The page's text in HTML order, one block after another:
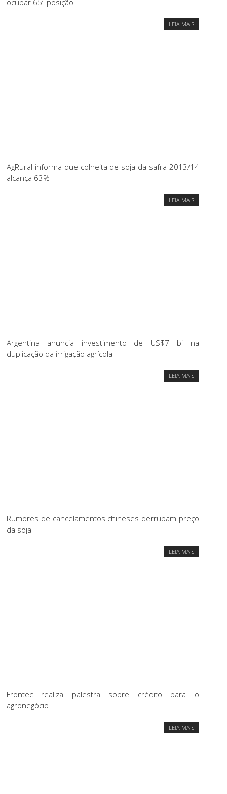
ocupar 65ª posição
LEIA MAIS
AgRural informa que colheita de soja da safra 2013/14
alcança 63%
LEIA MAIS
Argentina anuncia investimento de US$7 bi na
duplicação da irrigação agrícola
LEIA MAIS
Rumores de cancelamentos chineses derrubam preço
da soja
LEIA MAIS
Frontec realiza palestra sobre crédito para o
agronegócio
LEIA MAIS